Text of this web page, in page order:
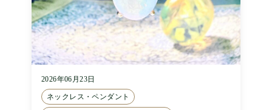
2026年06月23日
ネックレス・ペンダント